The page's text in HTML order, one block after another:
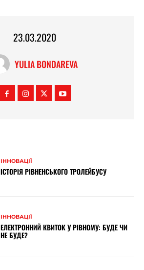
23.03.2020
YULIA BONDAREVA
ІННОВАЦІЇ
ІСТОРІЯ РІВНЕНСЬКОГО ТРОЛЕЙБУСУ
ІННОВАЦІЇ
ЕЛЕКТРОННИЙ КВИТОК У РІВНОМУ: БУДЕ ЧИ
НЕ БУДЕ?